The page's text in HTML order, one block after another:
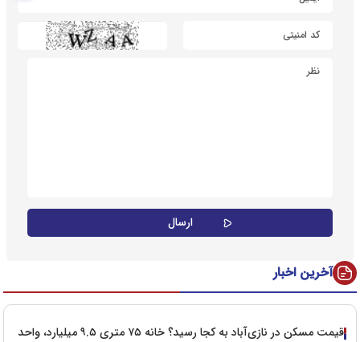
آخرین اخبار
قیمت مسکن در نازی‌آباد به کجا رسید؟ خانه ۷۵ متری ۹.۵ میلیارد، واحد